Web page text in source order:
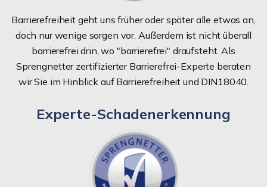
Barrierefreiheit geht uns früher oder später alle etwas an,
doch nur wenige sorgen vor. Außerdem ist nicht überall
barrierefrei drin, wo "barrierefrei" draufsteht. Als
Sprengnetter zertifizierter Barrierefrei-Experte beraten
wir Sie im Hinblick auf Barrierefreiheit und DIN18040.
Experte-Schadenerkennung